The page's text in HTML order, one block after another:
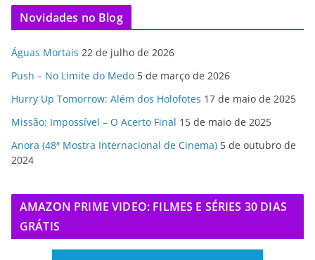
Novidades no Blog
Águas Mortais 22 de julho de 2026
Push – No Limite do Medo 5 de março de 2026
Hurry Up Tomorrow: Além dos Holofotes 17 de maio de 2025
Missão: Impossível – O Acerto Final 15 de maio de 2025
Anora (48ª Mostra Internacional de Cinema) 5 de outubro de
2024
AMAZON PRIME VIDEO: FILMES E SÉRIES 30 DIAS
GRÁTIS